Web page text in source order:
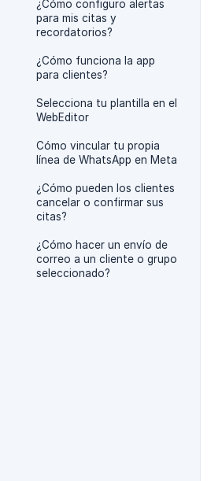
¿Cómo configuro alertas
para mis citas y
recordatorios?
¿Cómo funciona la app
para clientes?
Selecciona tu plantilla en el
WebEditor
Cómo vincular tu propia
línea de WhatsApp en Meta
¿Cómo pueden los clientes
cancelar o confirmar sus
citas?
¿Cómo hacer un envío de
correo a un cliente o grupo
seleccionado?